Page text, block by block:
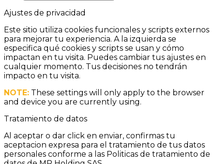
Ajustes de privacidad
Este sitio utiliza cookies funcionales y scripts externos
para mejorar tu experiencia. A la izquierda se
especifica qué cookies y scripts se usan y cómo
impactan en tu visita. Puedes cambiar tus ajustes en
cualquier momento. Tus decisiones no tendrán
impacto en tu visita.
NOTE: These settings will only apply to the browser
and device you are currently using.
Tratamiento de datos
Al aceptar o dar click en enviar, confirmas tu
aceptacion expresa para el tratamiento de tus datos
personales conforme a las Politicas de tratamiento de